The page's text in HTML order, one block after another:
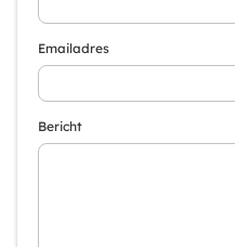
Emailadres
Bericht